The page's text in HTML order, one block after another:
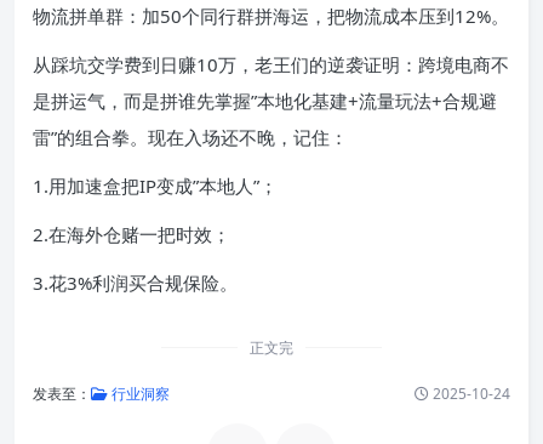
物流拼单群：加50个同行群拼海运，把物流成本压到12%。
从踩坑交学费到日赚10万，老王们的逆袭证明：跨境电商不
是拼运气，而是拼谁先掌握”本地化基建+流量玩法+合规避
雷”的组合拳。现在入场还不晚，记住：
1.用加速盒把IP变成”本地人”；
2.在海外仓赌一把时效；
3.花3%利润买合规保险。
正文完
发表至： 行业洞察 2025-10-24